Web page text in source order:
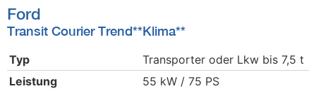
Ford
Transit Courier Trend**Klima**
Typ
Transporter oder Lkw bis 7,5 t
Leistung
55 kW / 75 PS